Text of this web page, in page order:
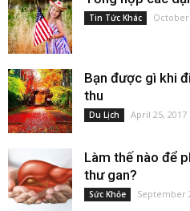
Tin Tức Khác October
Bạn được gì khi
thu
Du Lịch April 25, 2017
Làm thế nào để
thư gan?
Sức Khỏe September